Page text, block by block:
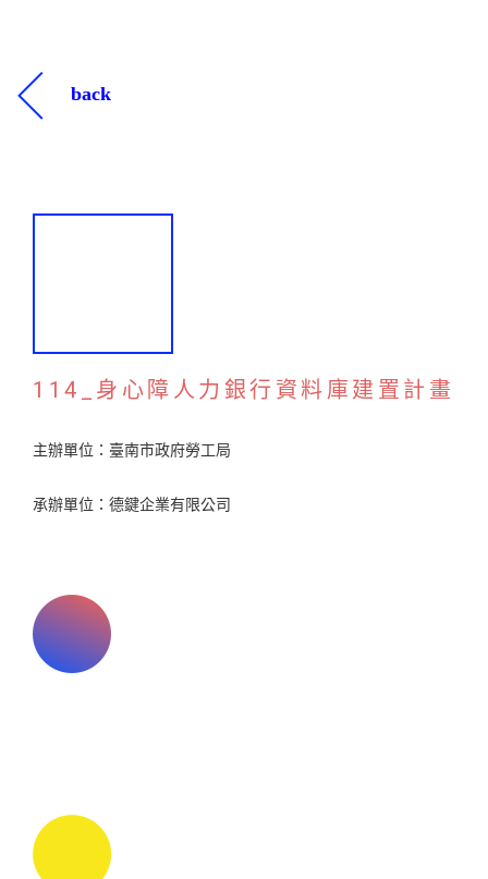
back
114_身心障人力銀行資料庫建置計畫
主辦單位：臺南市政府勞工局
承辦單位：德鍵企業有限公司